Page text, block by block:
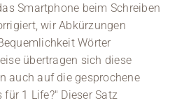
Smartphone beim Schreiben
wir Abkürzungen
Wörter
übertragen sich diese
auch auf die gesprochene
1 Life?" Dieser Satz